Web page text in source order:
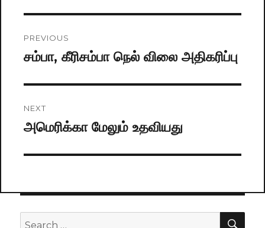
navigation
PREVIOUS
Previous
சம்பா, கீரிசம்பா நெல் விலை அதிகரிப்பு
NEXT
Next
அமெரிக்கா மேலும் உதவியது
Search